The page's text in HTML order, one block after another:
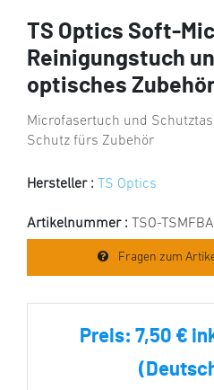
TS Optics Soft-
Reinigungstuch
optisches
Microfasertuch und
Schutz fürs Zubehör
Hersteller : TS Optics
Artikelnummer : TSO-
Fragen zum
Preis: 7,50 €